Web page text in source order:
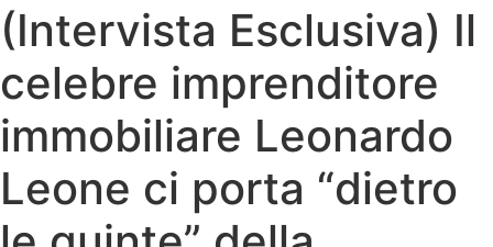
(Intervista Esclusiva) Il
celebre imprenditore
immobiliare Leonardo
Leone ci porta “dietro